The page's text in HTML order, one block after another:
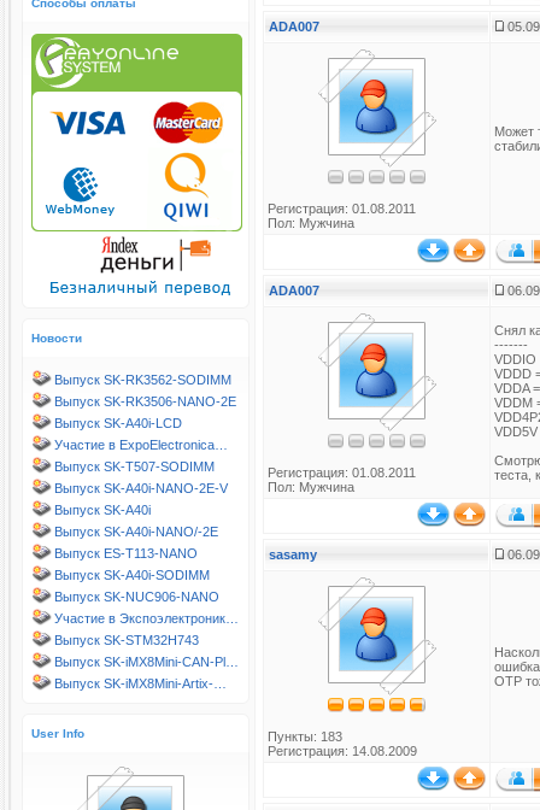
Способы оплаты
Новости
Выпуск SK-RK3562-SODIMM
Выпуск SK-RK3506-NANO-2E
Выпуск SK-A40i-LCD
Участие в ExpoElectronica…
Выпуск SK-T507-SODIMM
Выпуск SK-A40i-NANO-2E-V
Выпуск SK-A40i
Выпуск SK-A40i-NANO/-2E
Выпуск ES-T113-NANO
Выпуск SK-A40i-SODIMM
Выпуск SK-NUC906-NANO
Участие в Экспоэлектроник…
Выпуск SK-STM32H743
Выпуск SK-iMX8Mini-CAN-Pl…
Выпуск SK-iMX8Mini-Artix-…
User Info
ADA007
Регистрация: 01.08.2011
Пол: Мужчина
Может
ADA007
Регистрация: 01.08.2011
Пол: Мужчина
Снял
-------
VDDIO
VDDD
VDDA
VDDM
VDD5V
теста,
sasamy
Пункты: 183
Регистрация: 14.08.2009
OTP